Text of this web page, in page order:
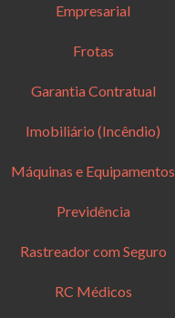
Empresarial
Frotas
Garantia Contratual
Imobiliário (Incêndio)
Máquinas e Equipamentos
Previdência
Rastreador com Seguro
RC Médicos